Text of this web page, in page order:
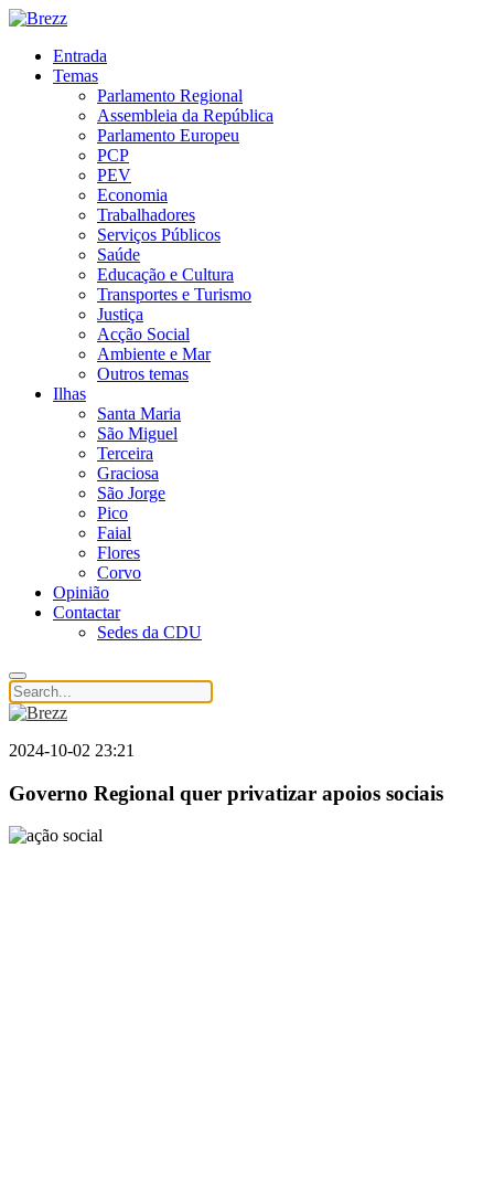
Entrada
Temas
Parlamento Regional
Assembleia da República
Parlamento Europeu
PCP
PEV
Economia
Trabalhadores
Serviços Públicos
Saúde
Educação e Cultura
Transportes e Turismo
Justiça
Acção Social
Ambiente e Mar
Outros temas
Ilhas
Santa Maria
São Miguel
Terceira
Graciosa
São Jorge
Pico
Faial
Flores
Corvo
Opinião
Contactar
Sedes da CDU
2024-10-02 23:21
Governo Regional quer privatizar apoios sociais